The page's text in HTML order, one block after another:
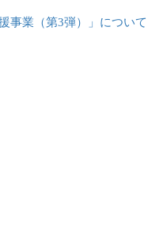
事業（第3弾）」について